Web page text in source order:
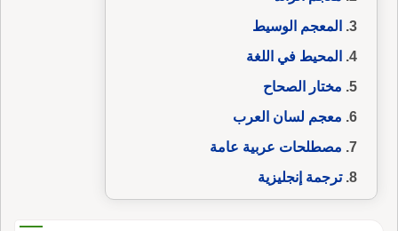
المعجم الوسيط
المحيط في اللغة
مختار الصحاح
معجم لسان العرب
مصطلحات عربية عامة
ترجمة إنجليزية